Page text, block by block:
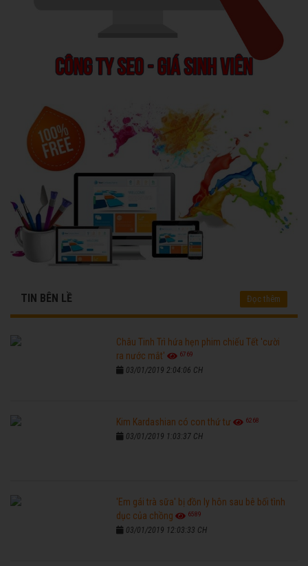
TIN BÊN LỀ Đọc thêm
Châu Tinh Trì hứa hẹn phim chiếu Tết 'cười
ra nước mắt'
6769
03/01/2019 2:04:06 CH
Kim Kardashian có con thứ tư 6268
03/01/2019 1:03:37 CH
'Em gái trà sữa' bị đồn ly hôn sau bê bối tình
dục của chồng
6589
03/01/2019 12:03:33 CH